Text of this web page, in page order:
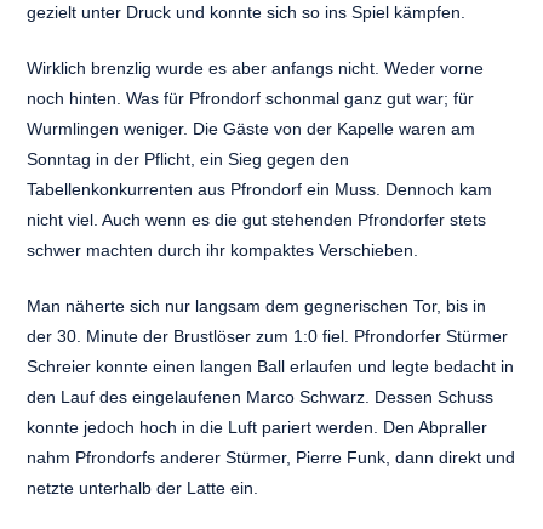
gezielt unter Druck und konnte sich so ins Spiel kämpfen.
Wirklich brenzlig wurde es aber anfangs nicht. Weder vorne
noch hinten. Was für Pfrondorf schonmal ganz gut war; für
Wurmlingen weniger. Die Gäste von der Kapelle waren am
Sonntag in der Pflicht, ein Sieg gegen den
Tabellenkonkurrenten aus Pfrondorf ein Muss. Dennoch kam
nicht viel. Auch wenn es die gut stehenden Pfrondorfer stets
schwer machten durch ihr kompaktes Verschieben.
Man näherte sich nur langsam dem gegnerischen Tor, bis in
der 30. Minute der Brustlöser zum 1:0 fiel. Pfrondorfer Stürmer
Schreier konnte einen langen Ball erlaufen und legte bedacht in
den Lauf des eingelaufenen Marco Schwarz. Dessen Schuss
konnte jedoch hoch in die Luft pariert werden. Den Abpraller
nahm Pfrondorfs anderer Stürmer, Pierre Funk, dann direkt und
netzte unterhalb der Latte ein.